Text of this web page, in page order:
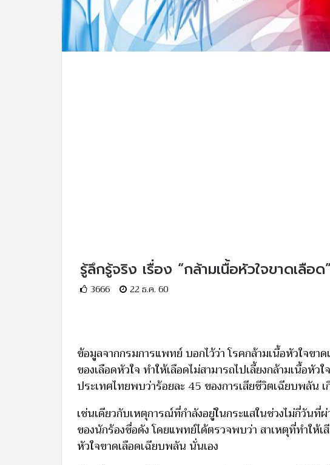
รู้ลึกรู้จริง เรื่อง “กล้ามเนื้อหัวใจขาดเลือด”
3666 22 ธ.ค. 60
ข้อมูลจากกรมการแพทย์ บอกไว้ว่า โรคกล้ามเนื้อหัวใจข
ของเลือดหัวใจ ทำให้เลือดไม่สามารถไปเลี้ยงกล้ามเนื้อหัว
ประเทศไทยพบว่าร้อยละ 45 ของการเสียชีวิตเฉียบพลัน
เช่นเดียวกับเหตุการณ์ที่กำลังอยู่ในกระแสในช่วงไม่กี่วัน
ของนักร้องชื่อดัง โดยแพทย์ได้ตรวจพบว่า สาเหตุที่ทำให้เ
หัวใจขาดเลือดเฉียบพลัน นั่นเอง